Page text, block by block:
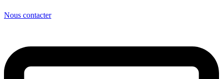
Nous contacter